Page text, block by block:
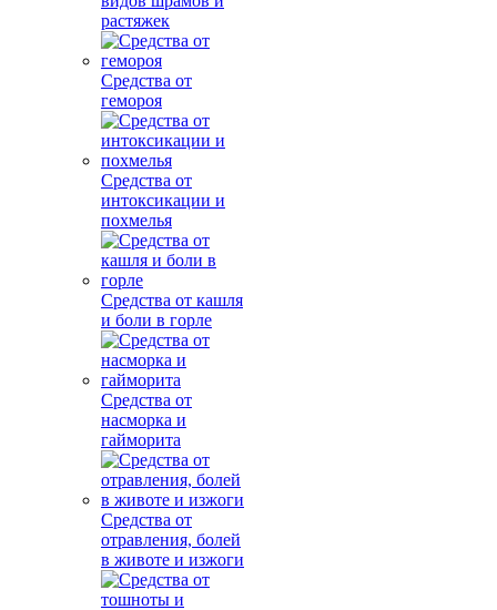
растяжек
Средства от
гемороя
Средства от
интоксикации и
похмелья
Средства от кашля
и боли в горле
Средства от
насморка и
гайморита
Средства от
отравления, болей
в животе и изжоги